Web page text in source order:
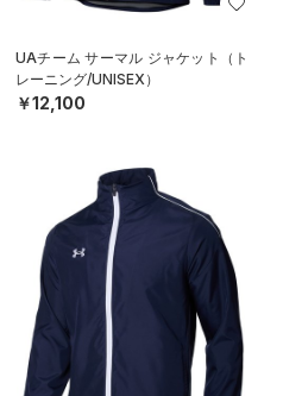
UAチーム サーマル ジャケット（ト
レーニング/UNISEX）
￥12,100